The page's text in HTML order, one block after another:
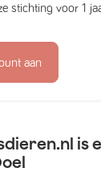
stichting voor 1
aan
is